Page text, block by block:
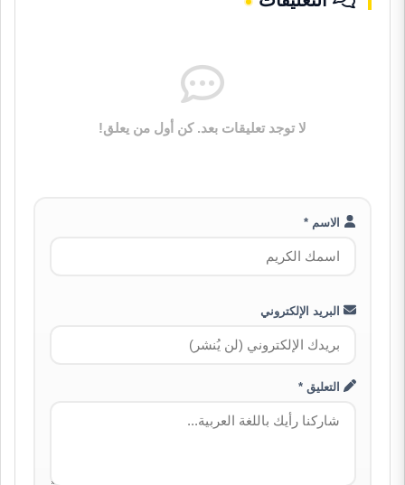
لا توجد تعليقات بعد. كن أول من يعلق!
الاسم *
البريد الإلكتروني
التعليق *